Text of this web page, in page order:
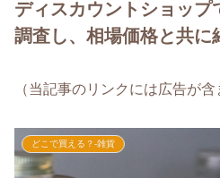
ディスカウントショップ
調査し、相場価格と共に
（当記事のリンクには広告が含
どこで買える？-雑貨